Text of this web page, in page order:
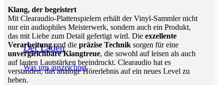
Der Laden
Was uns auszeichnet
Klang, der begeistert
Mit Clearaudio-Plattenspielern erhält der Vinyl-Sammler nicht
nur ein audiophiles Meisterwerk, sondern auch ein Produkt,
das mit Liebe zum Detail gefertigt wird. Die exzellente
Verarbeitungund die präzise Technik sorgen für eine
unvergleichbare Klangtreue, die sowohl auf leisen als auch
auf lauten Lautstärken beeindruckt. Clearaudio hat es
verstanden, das analoge Hörerlebnis auf ein neues Level zu
heben.